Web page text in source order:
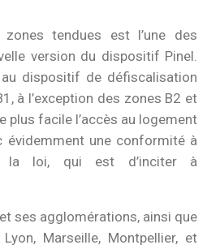
tendues est l’une des
version du dispositif Pinel.
dispositif de défiscalisation
à l’exception des zones B2 et
plus facile l’accès au logement
évidemment une conformité à
la loi, qui est d’inciter à
ses agglomérations, ainsi que
Marseille, Montpellier, et